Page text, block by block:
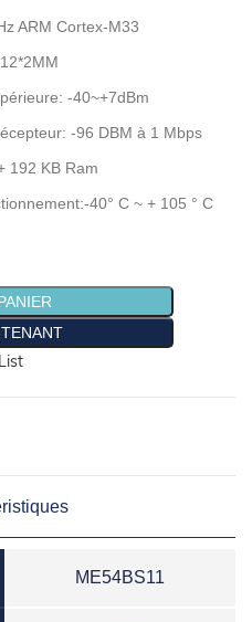
ARM Cortex-M33
-40~+7dBm
-96 DBM à 1 Mbps
192 KB Ram
40° C ~ + 105 ° C
ME54BS11